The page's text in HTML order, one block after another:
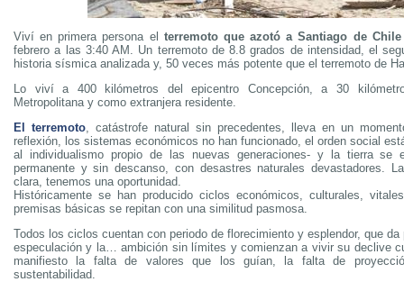
Viví en primera persona el terremoto que azotó a Santiago de Chile
febrero a las 3:40 AM. Un terremoto de 8.8 grados de intensidad, el
historia sísmica analizada y, 50 veces más potente que el terremoto de
Lo viví a 400 kilómetros del epicentro Concepción, a 30
Metropolitana y como extranjera residente.
El terremoto, catástrofe natural sin precedentes, lleva en un
reflexión, los sistemas económicos no han funcionado, el orden social
al individualismo propio de las nuevas generaciones- y la tierra se
permanente y sin descanso, con desastres naturales devastadores.
clara, tenemos una oportunidad.
Históricamente se han producido ciclos económicos, culturales,
premisas básicas se repitan con una similitud pasmosa.
Todos los ciclos cuentan con periodo de florecimiento y esplendor, que
especulación y la… ambición sin límites y comienzan a vivir su declive
manifiesto la falta de valores que los guían, la falta de
sustentabilidad.